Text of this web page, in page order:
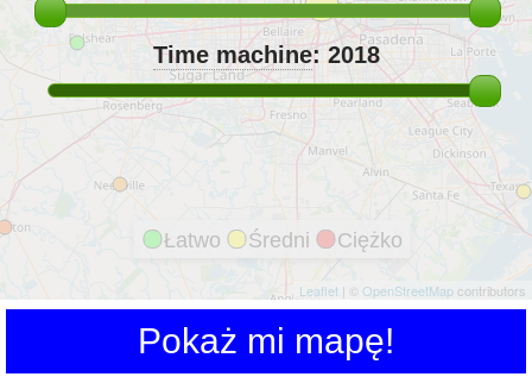
Łatwo Średni Ciężko
Leaflet | © OpenStreetMapcontributors
Time machine:2018
Pokaż mi mapę!